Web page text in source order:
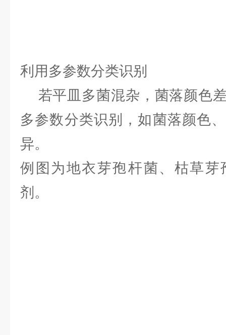
利用多参数分类识别
若平皿多菌混杂，菌落颜色
多参数分类识别，如菌落颜色
异。
例图为地衣芽孢杆菌、枯草芽
剂。